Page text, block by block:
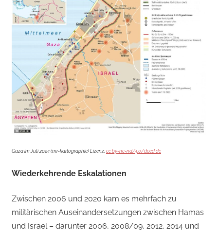
Gaza im Juli 2024 (mr-kartographie) Lizenz:cc by-nc-nd/4.0/deed.de
Wiederkehrende Eskalationen
Zwischen 2006 und 2020 kam es mehrfach zu
militärischen Auseinandersetzungen zwischen Hamas
und Israel – darunter 2006, 2008/09, 2012, 2014 und